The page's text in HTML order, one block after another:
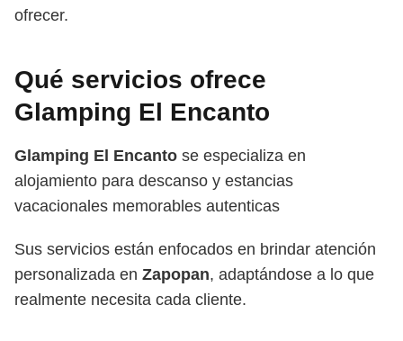
ofrecer.
Qué servicios ofrece
Glamping El Encanto
Glamping El Encanto se especializa en
alojamiento para descanso y estancias
vacacionales memorables autenticas
Sus servicios están enfocados en brindar atención
personalizada en Zapopan, adaptándose a lo que
realmente necesita cada cliente.